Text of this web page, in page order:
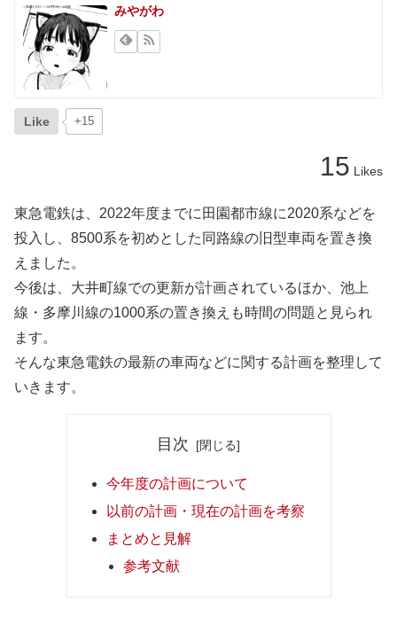
みやがわ
Like +15
15 Likes
東急電鉄は、2022年度までに田園都市線に2020系などを
投入し、8500系を初めとした同路線の旧型車両を置き換
えました。
今後は、大井町線での更新が計画されているほか、池上
線・多摩川線の1000系の置き換えも時間の問題と見られ
ます。
そんな東急電鉄の最新の車両などに関する計画を整理して
いきます。
目次
今年度の計画について
以前の計画・現在の計画を考察
まとめと見解
参考文献